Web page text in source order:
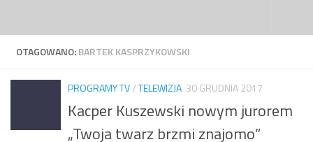
OTAGOWANO:BARTEK KASPRZYKOWSKI
PROGRAMY TV/TELEWIZJA 30 GRUDNIA 2017
Kacper Kuszewski nowym jurorem
„Twoja twarz brzmi znajomo”